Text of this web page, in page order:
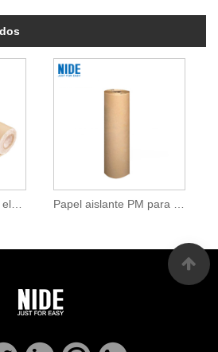
Papel de aislamiento eléctrico PM